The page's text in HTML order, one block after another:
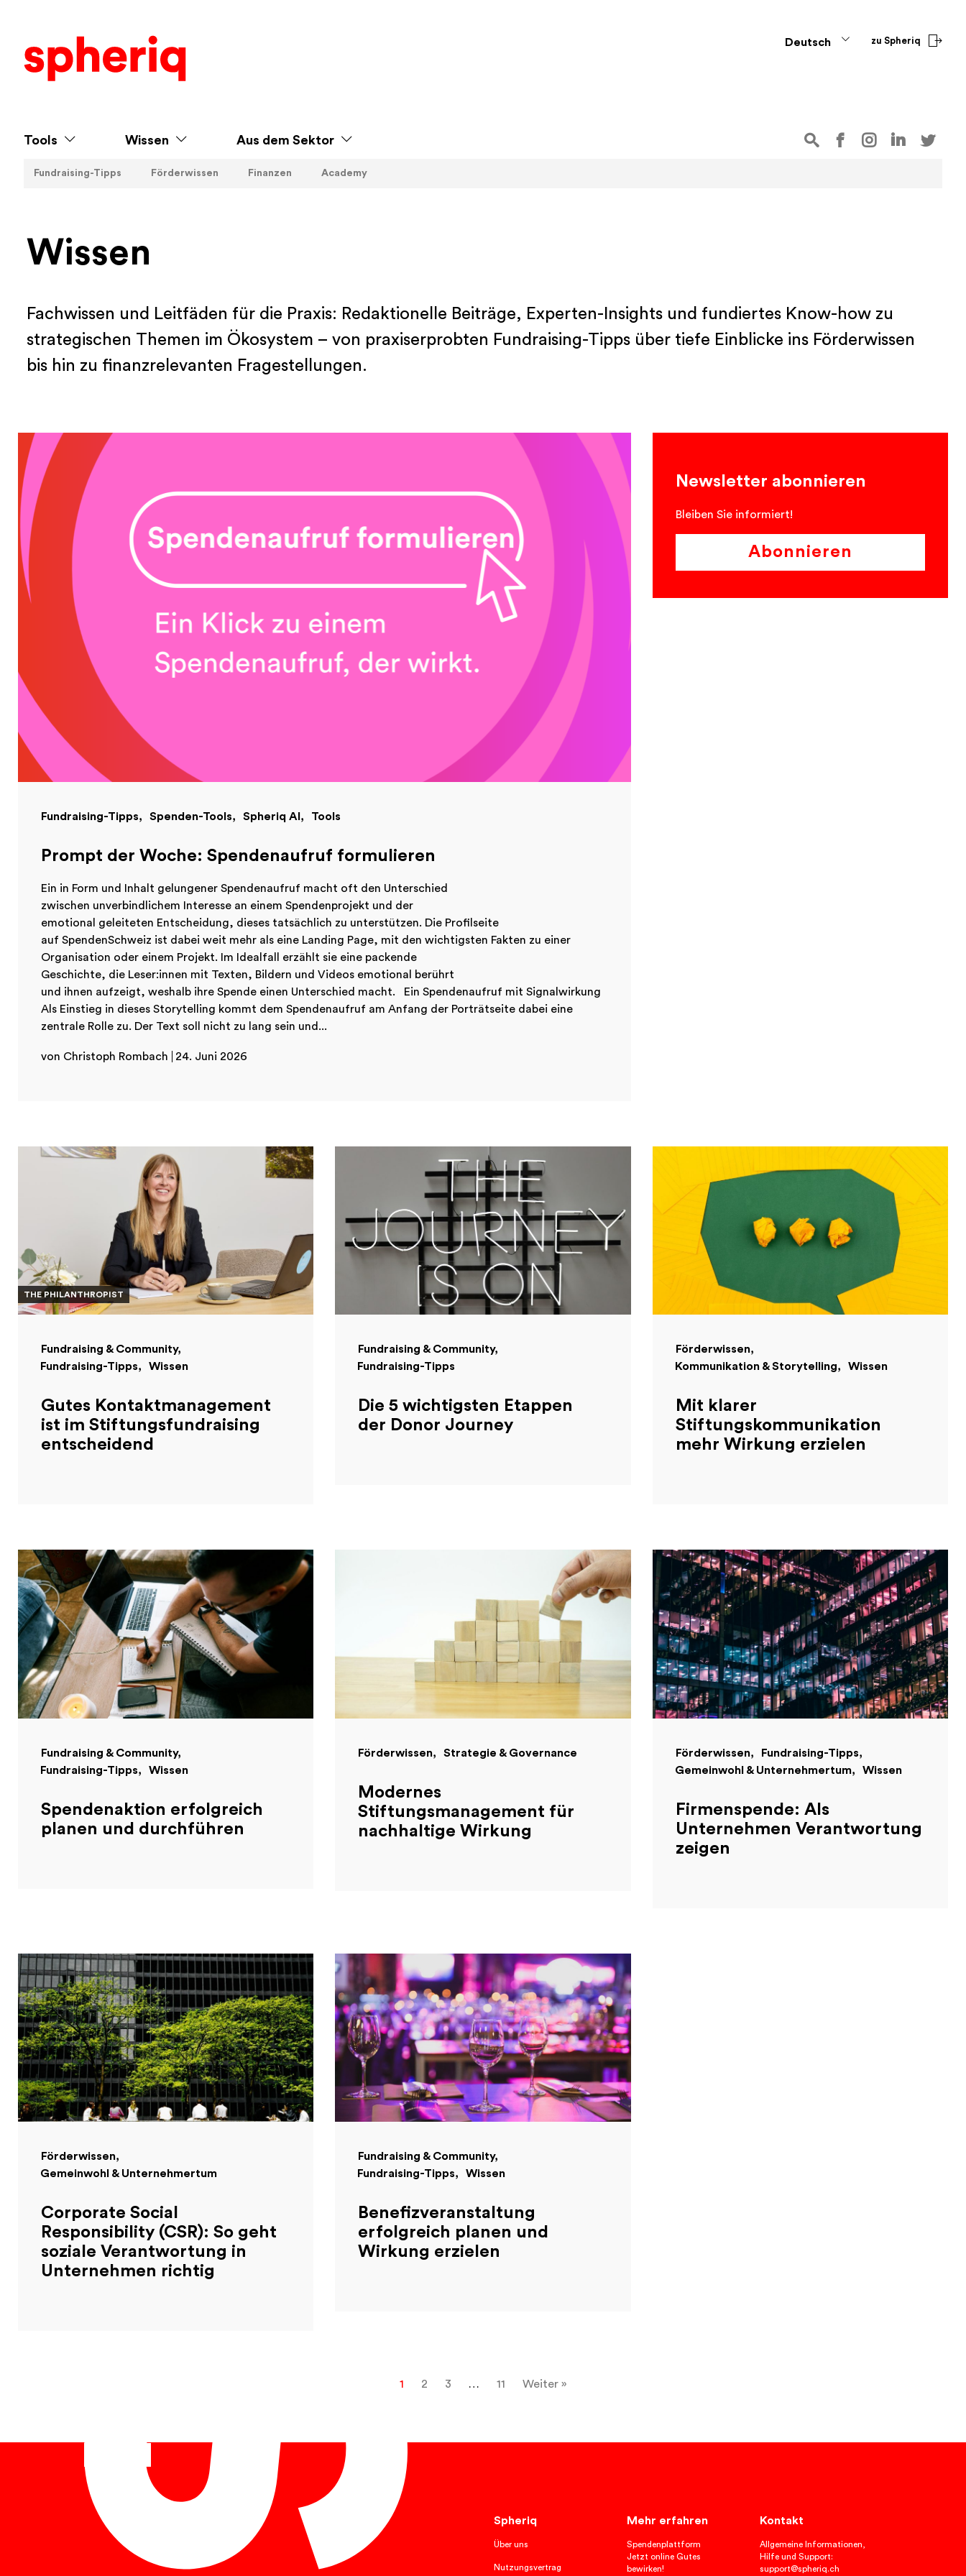
Deutsch zu Spheriq
Tools Wissen
Fundraising-Tipps Förderwissen Finanzen Academy
Aus dem Sektor
Wissen
Fachwissen und Leitfäden für die Praxis: Redaktionelle Beiträge, Experten-Insights und fundiertes Know-how zu
strategischen Themen im Ökosystem – von praxiserprobten Fundraising-Tipps über tiefe Einblicke ins Förderwissen
bis hin zu finanzrelevanten Fragestellungen.
Fundraising-Tipps Spenden-Tools Spheriq AI Tools
Prompt der Woche: Spendenaufruf formulieren
Ein in Form und Inhalt gelungener Spendenaufruf macht oft den Unterschied
zwischen unverbindlichem Interesse an einem Spendenprojekt und der
emotional geleiteten Entscheidung, dieses tatsächlich zu unterstützen. Die Profilseite
auf SpendenSchweiz ist dabei weit mehr als eine Landing Page, mit den wichtigsten Fakten zu einer
Organisation oder einem Projekt. Im Idealfall erzählt sie eine packende
Geschichte, die Leser:innen mit Texten, Bildern und Videos emotional berührt
und ihnen aufzeigt, weshalb ihre Spende einen Unterschied macht. Ein Spendenaufruf mit Signalwirkung
Als Einstieg in dieses Storytelling kommt dem Spendenaufruf am Anfang der Porträtseite dabei eine
zentrale Rolle zu. Der Text soll nicht zu lang sein und...
von Christoph Rombach 24. Juni 2026
Newsletter abonnieren
Bleiben Sie informiert!
Abonnieren
THE PHILANTHROPIST
Fundraising & Community
Fundraising-Tipps
Wissen
Gutes Kontaktmanagement
ist im Stiftungsfundraising
entscheidend
Fundraising & Community
Fundraising-Tipps
Die 5 wichtigsten Etappen
der Donor Journey
Förderwissen
Kommunikation & Storytelling
Wissen
Mit klarer
Stiftungskommunikation
mehr Wirkung erzielen
Fundraising & Community
Fundraising-Tipps
Wissen
Spendenaktion erfolgreich
planen und durchführen
Förderwissen Strategie & Governance
Modernes
Stiftungsmanagement für
nachhaltige Wirkung
Förderwissen
Fundraising-Tipps
Gemeinwohl & Unternehmertum
Wissen
Firmenspende: Als
Unternehmen Verantwortung
zeigen
Förderwissen
Gemeinwohl & Unternehmertum
Corporate Social
Responsibility (CSR): So geht
soziale Verantwortung in
Unternehmen richtig
Fundraising & Community
Fundraising-Tipps
Wissen
Benefizveranstaltung
erfolgreich planen und
Wirkung erzielen
1 2 3 … 11 Weiter »
Spheriq
Über uns
Nutzungsvertrag
Mehr erfahren
Spendenplattform
Jetzt online Gutes
bewirken!
Kontakt
Allgemeine Informationen,
Hilfe und Support:
support@spheriq.ch